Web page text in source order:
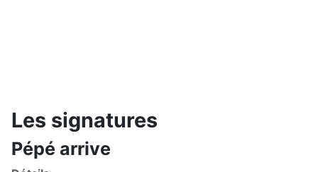
Les signatures
Pépé arrive